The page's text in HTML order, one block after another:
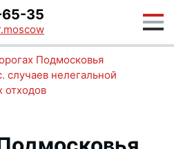
35
Подмосковья
нелегальной
отходов